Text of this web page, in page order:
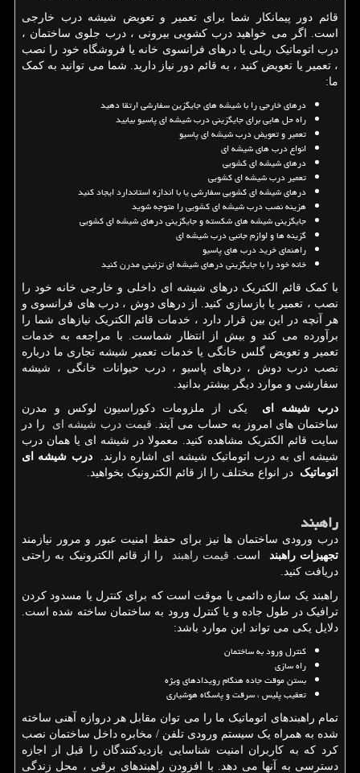
قائم دور پیمانکار شما برای تعمیر و تعویض شیشه درب خارجی
است. اگر می خواهید درب کشویی بیرونی ، درب جلوی ساختمان ،
درب اتوماتیک ریلی یا درهای فرانسوی خانه یا فروشگاه خود را نصب
، تعمیر یا تعویض کنید ، به قائم دور نیاز دارید. شما می توانید به کمک
ما:
درهای خارجی را با شیشه های جایگزین سفارشی ارتقا دهید
راه حل هایی برای جایگزینی درب شیشه ای پاسیو بیابید
تعمیر و تعویض درب شیشه ای پاسیو
انواع درب های شیشه ای
درهای شیشه ای کشویی
تعمیر درب شیشه ای کشویی
درهای شیشه ای کشویی سفارشی یا با اندازه استاندارد ایجاد کنید
هزینه نصب درب شیشه ای کشویی را متوجه شوید
جایگزینی شیشه های شکسته و جایگزینی درهای شیشه ای کشویی
گزینه ها و لوازم جانبی درب شیشه ای
راهنمای خرید درب های پاسیو
خانه خود را با جایگزینی درهای شیشه ای تزئینی مدرن کنید
با کمک قائم الکتریک درهای شیشه ای داخلی و خارجی خانه خود را
نصب ، تعمیر یا بازسازی کنید. از درهای دوش ، درب های فرانسوی و
هر آنچه در این بین قرار دارد ، خدمات قائم الکتریک نیازهای شما را
برآورده می کند و بیش از انتظار شماست. با مراجعه به خدمات
تعمیر و تعویض گلس خانگی یا خدمات تعمیر شیشه تجاری ما درباره
نصب درب دوش ، درهای پاسیو ، درب حیوانات خانگی ، شیشه
سفارشی و موارد دیگر بیشتر بدانید.
درب شیشه ای یکی از ملزومات دکوراسیون لوکس و مدرن
ساختمان های امروز به حساب می آیند. قیمت درب شیشه ای را در
سایت قائم الکتریک مشاهده کنید. معمولا در شیشه ای یا همان درب
شیشه ای به درب اتوماتیک شیشه ای اشاره دارند.درب شیشه ای
اتوماتیک در انواع مختلف را از قائم الکترونیک بخواهید.
راهبند
درب ورودی ساختمان ها نیز برای حفظ امنیت عبور و مرور نیازمند
تجهیزات راهبند است. قیمت راهبند
را از قائم الکترونیک به راحتی
دریافت کنید.
راهبند یک سازه دائمی یا موقت است که برای کنترل یا مسدود کردن
ترافیک در طول جاده و یا کنترل ورود به ساختمان ساخته شده است.
دلایل یکی می تواند این موارد باشد:
کنترل ورود به ساختمان
راه سازی
بستن موقت جاده هنگام رویدادهای ویژه
تعقیب پلیس ، سرقت و پاسگاه هوشیاری
تمام راهبندهای اتوماتیک ما را می توان مقابل هر دروازه آهنی ساخته
شده به همراه یک سیستم ورودی تلفن / مخابره داخل ساختمان نصب
کرد که به کاربران امنیت شناسایی بازدیدکنندگان را قبل از اجازه
دسترسی به آنها می دهد. با افزودن راهبندهای برقی ، محل زندگی